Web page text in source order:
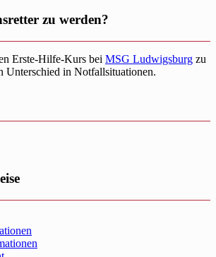
zu werden?
Erste-Hilfe-Kurs bei MSG Ludwigsburg zu
Unterschied in Notfallsituationen.